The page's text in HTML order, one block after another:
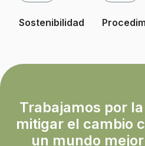
Sostenibilidad
Trabajamos por
mitigar el cambio
un mundo